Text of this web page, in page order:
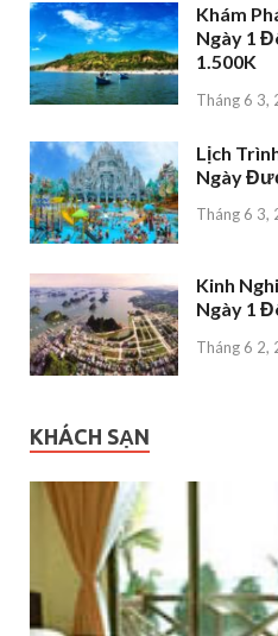
Khám
Ngày 1
1.500K
Tháng 6 3,
Lịch
Ngày
Tháng 6 3,
Kinh
Ngày 1
Tháng 6 2,
KHÁCH SẠN